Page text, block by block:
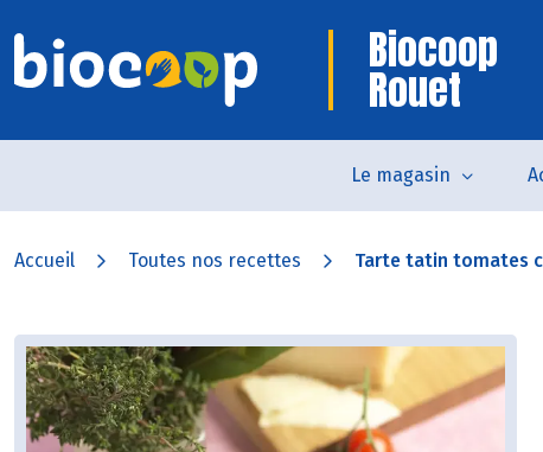
Biocoop
Rouet
Le magasin
Accueil Toutes nos recettes Tarte tatin tomates